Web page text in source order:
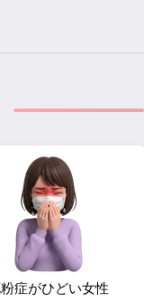
症がひどい女性